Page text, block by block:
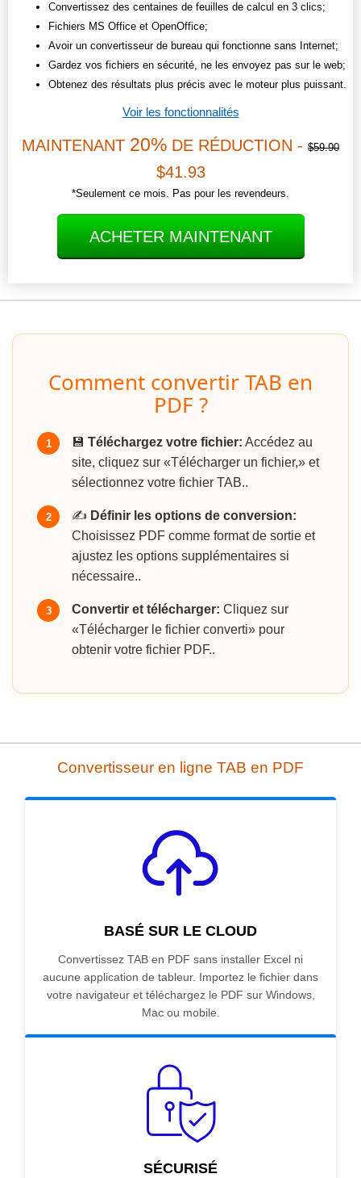
Convertissez des centaines de feuilles de calcul en 3 clics;
Fichiers MS Office et OpenOffice;
Avoir un convertisseur de bureau qui fonctionne sans Internet;
Gardez vos fichiers en sécurité, ne les envoyez pas sur le web;
Obtenez des résultats plus précis avec le moteur plus puissant.
Voir les fonctionnalités
MAINTENANT 20% DE RÉDUCTION - $59.90
$41.93
*Seulement ce mois. Pas pour les revendeurs.
ACHETER MAINTENANT
Comment convertir TAB en
PDF ?
1 💾 Téléchargez votre fichier: Accédez au
site, cliquez sur «Télécharger un fichier,» et
sélectionnez votre fichier TAB..
2 ✍️ Définir les options de conversion:
Choisissez PDF comme format de sortie et
ajustez les options supplémentaires si
nécessaire..
3 Convertir et télécharger: Cliquez sur
«Télécharger le fichier converti» pour
obtenir votre fichier PDF..
Convertisseur en ligne TAB en PDF
BASÉ SUR LE CLOUD
Convertissez TAB en PDF sans installer Excel ni
aucune application de tableur. Importez le fichier dans
votre navigateur et téléchargez le PDF sur Windows,
Mac ou mobile.
SÉCURISÉ